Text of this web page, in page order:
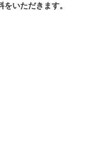
いただきます。